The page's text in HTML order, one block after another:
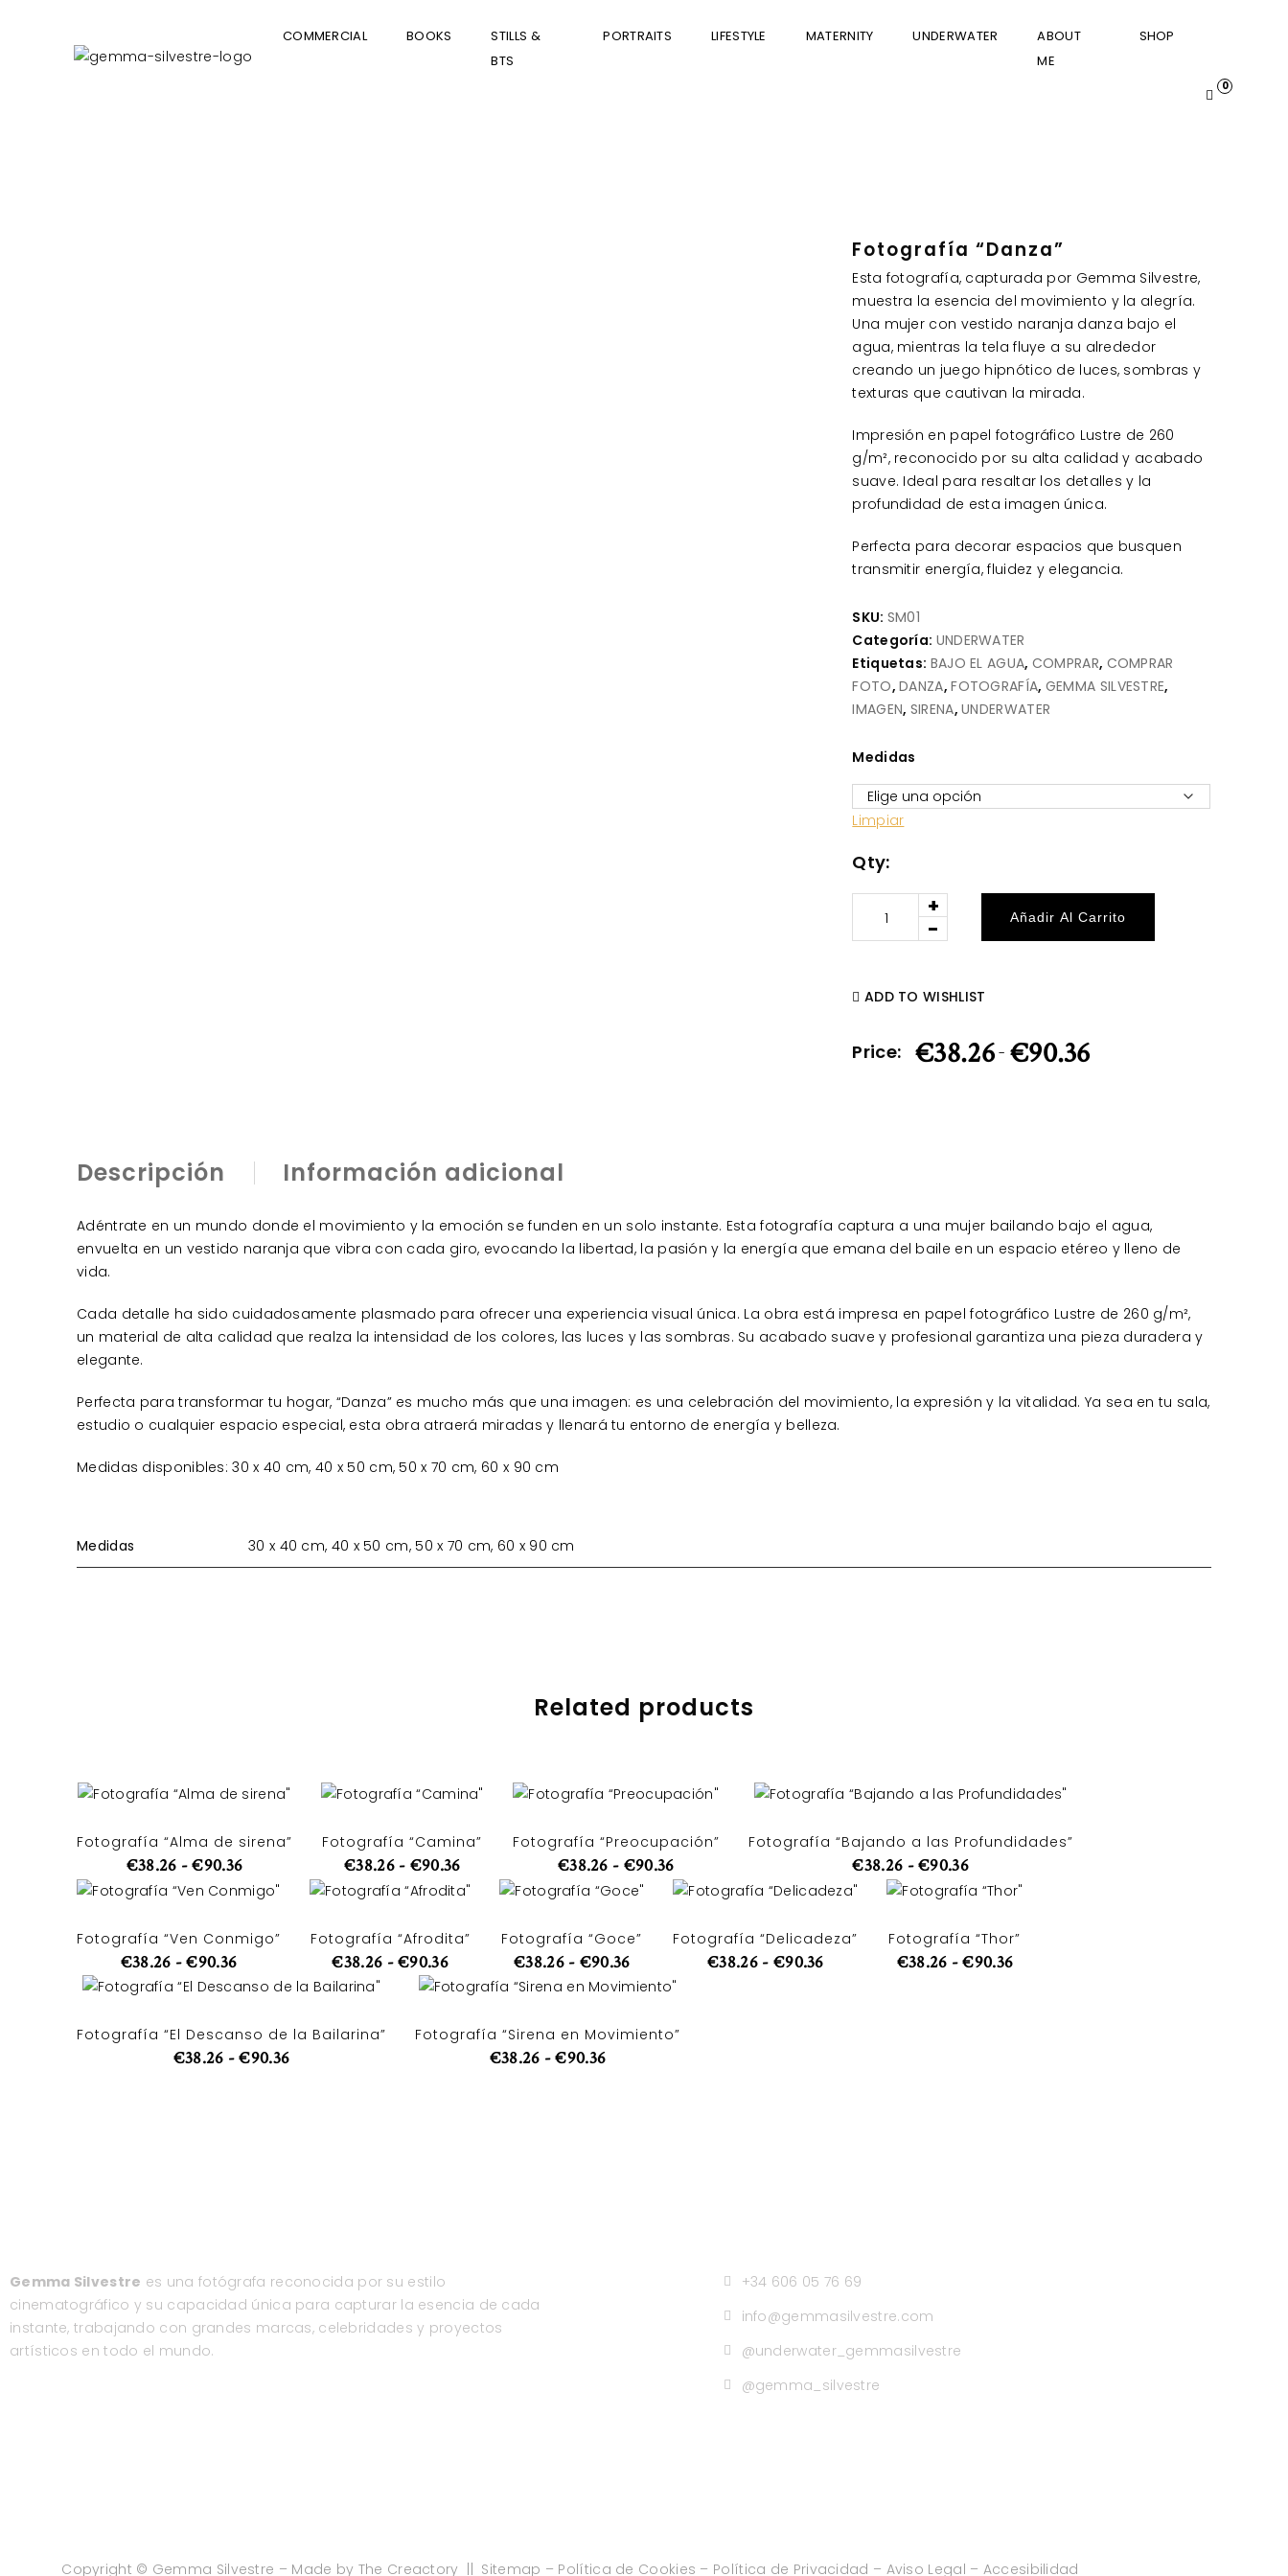
COMMERCIAL BOOKS
STILLS &
BTS
PORTRAITS LIFESTYLE MATERNITY UNDERWATER
ABOUT
ME
SHOP
0
Fotografía “Danza”
Esta fotografía, capturada por Gemma Silvestre,
muestra la esencia del movimiento y la alegría.
Una mujer con vestido naranja danza bajo el
agua, mientras la tela fluye a su alrededor
creando un juego hipnótico de luces, sombras y
texturas que cautivan la mirada.
Impresión en papel fotográfico Lustre de 260
g/m², reconocido por su alta calidad y acabado
suave. Ideal para resaltar los detalles y la
profundidad de esta imagen única.
Perfecta para decorar espacios que busquen
transmitir energía, fluidez y elegancia.
SKU: SM01
Categoría: UNDERWATER
Etiquetas: BAJO EL AGUA, COMPRAR, COMPRAR
FOTO,DANZA,FOTOGRAFÍA, GEMMA SILVESTRE,
IMAGEN, SIRENA,UNDERWATER
Medidas
Limpiar
Qty:
-
+ Añadir Al Carrito
ADD TO WISHLIST
Price: €38.26 - €90.36
Descripción Información adicional
Adéntrate en un mundo donde el movimiento y la emoción se funden en un solo instante. Esta fotografía captura a una mujer bailando bajo el agua,
envuelta en un vestido naranja que vibra con cada giro, evocando la libertad, la pasión y la energía que emana del baile en un espacio etéreo y lleno de
vida.
Cada detalle ha sido cuidadosamente plasmado para ofrecer una experiencia visual única. La obra está impresa en papel fotográfico Lustre de 260 g/m²,
un material de alta calidad que realza la intensidad de los colores, las luces y las sombras. Su acabado suave y profesional garantiza una pieza duradera y
elegante.
Perfecta para transformar tu hogar, “Danza” es mucho más que una imagen: es una celebración del movimiento, la expresión y la vitalidad. Ya sea en tu sala,
estudio o cualquier espacio especial, esta obra atraerá miradas y llenará tu entorno de energía y belleza.
Medidas disponibles: 30 x 40 cm, 40 x 50 cm, 50 x 70 cm, 60 x 90 cm
Medidas 30 x 40 cm, 40 x 50 cm, 50 x 70 cm, 60 x 90 cm
Related products
Fotografía “Alma de sirena”
€38.26 -€90.36
Fotografía “Camina”
€38.26 - €90.36
Fotografía “Preocupación”
€38.26 - €90.36
Fotografía “Bajando a las Profundidades”
€38.26 -€90.36
Fotografía “Ven Conmigo”
€38.26 -€90.36
Fotografía “Afrodita”
€38.26 -€90.36
Fotografía “Goce”
€38.26 - €90.36
Fotografía “Delicadeza”
€38.26 - €90.36
Fotografía “Thor”
€38.26 -€90.36
Fotografía “El Descanso de la Bailarina”
€38.26 -€90.36
Fotografía “Sirena en Movimiento”
€38.26 -€90.36
Gemma Silvestre es una fotógrafa reconocida por su estilo
cinematográfico y su capacidad única para capturar la esencia de cada
instante, trabajando con grandes marcas, celebridades y proyectos
artísticos en todo el mundo.
+34 606 05 76 69
info@gemmasilvestre.com
@underwater_gemmasilvestre
@gemma_silvestre
Copyright © Gemma Silvestre – Made by The Creactory || Sitemap – Política de Cookies – Política de Privacidad – Aviso Legal – Accesibilidad